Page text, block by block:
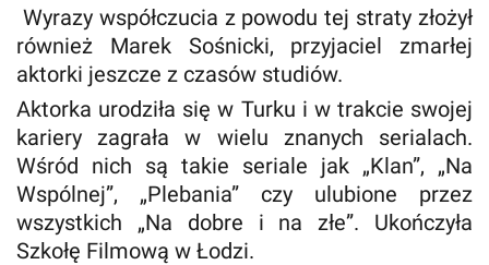
Wyrazy współczucia z powodu tej straty złożył
również Marek Sośnicki, przyjaciel zmarłej
aktorki jeszcze z czasów studiów.
Aktorka urodziła się w Turku i w trakcie swojej
kariery zagrała w wielu znanych serialach.
Wśród nich są takie seriale jak „Klan”, „Na
Wspólnej”, „Plebania” czy ulubione przez
wszystkich „Na dobre i na złe”. Ukończyła
Szkołę Filmową w Łodzi.